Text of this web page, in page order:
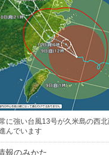
に強い台風13号が久米島の西
んでいます
報のみかた